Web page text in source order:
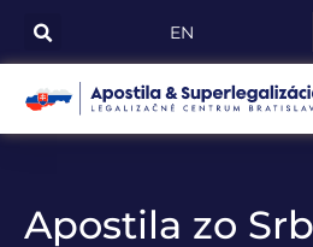
EN
Apostila zo